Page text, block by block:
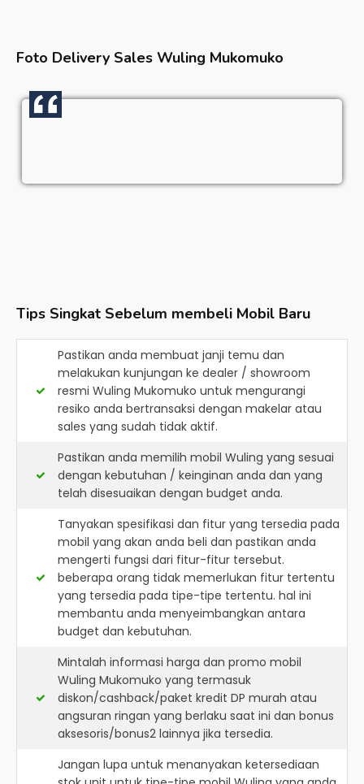
Foto Delivery Sales Wuling Mukomuko
Tips Singkat Sebelum membeli Mobil Baru
Pastikan anda membuat janji temu dan
melakukan kunjungan ke dealer / showroom
resmi Wuling Mukomuko untuk mengurangi
resiko anda bertransaksi dengan makelar atau
sales yang sudah tidak aktif.
Pastikan anda memilih mobil Wuling yang sesuai
dengan kebutuhan / keinginan anda dan yang
telah disesuaikan dengan budget anda.
Tanyakan spesifikasi dan fitur yang tersedia pada
mobil yang akan anda beli dan pastikan anda
mengerti fungsi dari fitur-fitur tersebut.
beberapa orang tidak memerlukan fitur tertentu
yang tersedia pada tipe-tipe tertentu. hal ini
membantu anda menyeimbangkan antara
budget dan kebutuhan.
Mintalah informasi harga dan promo mobil
Wuling Mukomuko yang termasuk
diskon/cashback/paket kredit DP murah atau
angsuran ringan yang berlaku saat ini dan bonus
aksesoris/bonus2 lainnya jika tersedia.
Jangan lupa untuk menanyakan ketersediaan